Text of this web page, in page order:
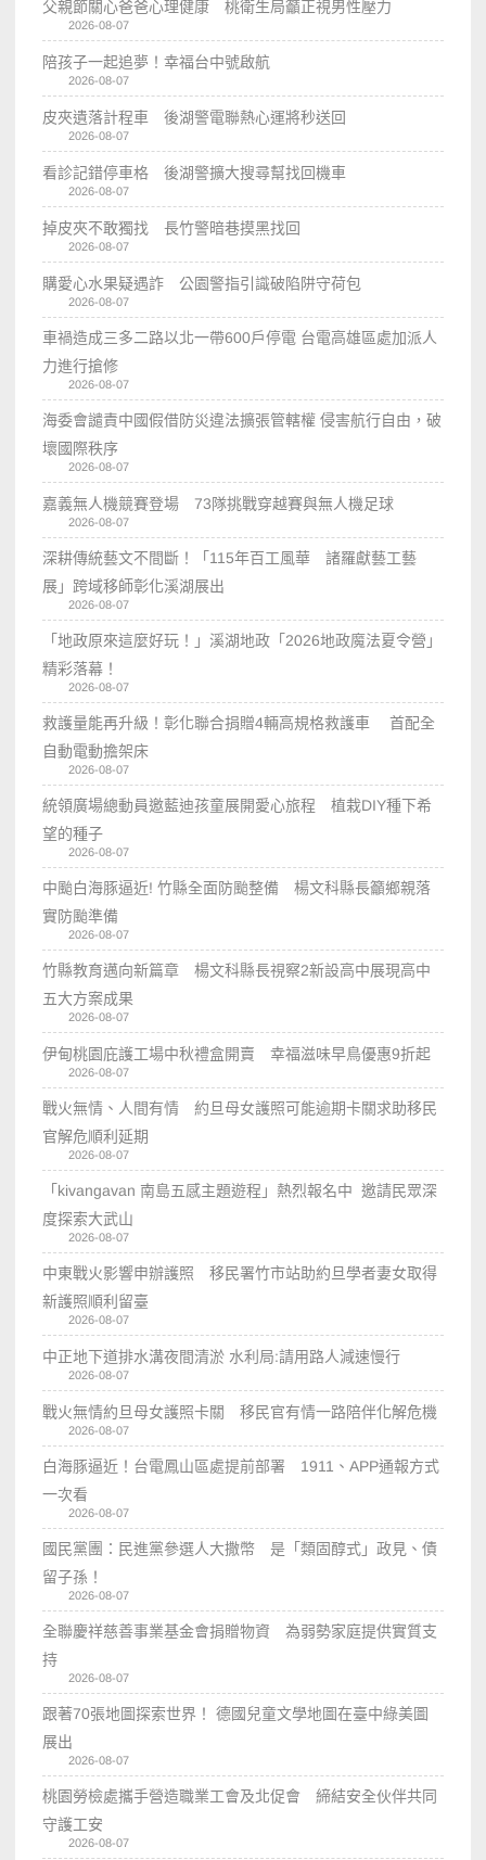
父親節關心爸爸心理健康 桃衛生局籲正視男性壓力
2026-08-07
陪孩子一起追夢！幸福台中號啟航
2026-08-07
皮夾遺落計程車 後湖警電聯熱心運將秒送回
2026-08-07
看診記錯停車格 後湖警擴大搜尋幫找回機車
2026-08-07
掉皮夾不敢獨找 長竹警暗巷摸黑找回
2026-08-07
購愛心水果疑遇詐 公園警指引識破陷阱守荷包
2026-08-07
車禍造成三多二路以北一帶600戶停電 台電高雄區處加派人
力進行搶修
2026-08-07
海委會譴責中國假借防災違法擴張管轄權 侵害航行自由，破
壞國際秩序
2026-08-07
嘉義無人機競賽登場 73隊挑戰穿越賽與無人機足球
2026-08-07
深耕傳統藝文不間斷！「115年百工風華 諸羅獻藝工藝
展」跨域移師彰化溪湖展出
2026-08-07
「地政原來這麼好玩！」溪湖地政「2026地政魔法夏令營」
精彩落幕！
2026-08-07
救護量能再升級！彰化聯合捐贈4輛高規格救護車 首配全
自動電動擔架床
2026-08-07
統領廣場總動員邀藍迪孩童展開愛心旅程 植栽DIY種下希
望的種子
2026-08-07
中颱白海豚逼近! 竹縣全面防颱整備 楊文科縣長籲鄉親落
實防颱準備
2026-08-07
竹縣教育邁向新篇章 楊文科縣長視察2新設高中展現高中
五大方案成果
2026-08-07
伊甸桃園庇護工場中秋禮盒開賣 幸福滋味早鳥優惠9折起
2026-08-07
戰火無情、人間有情 約旦母女護照可能逾期卡關求助移民
官解危順利延期
2026-08-07
「kivangavan 南島五感主題遊程」熱烈報名中 邀請民眾深
度探索大武山
2026-08-07
中東戰火影響申辦護照 移民署竹市站助約旦學者妻女取得
新護照順利留臺
2026-08-07
中正地下道排水溝夜間清淤 水利局:請用路人減速慢行
2026-08-07
戰火無情約旦母女護照卡關 移民官有情一路陪伴化解危機
2026-08-07
白海豚逼近！台電鳳山區處提前部署 1911、APP通報方式
一次看
2026-08-07
國民黨團：民進黨參選人大撒幣 是「類固醇式」政見、債
留子孫！
2026-08-07
全聯慶祥慈善事業基金會捐贈物資 為弱勢家庭提供實質支
持
2026-08-07
跟著70張地圖探索世界！ 德國兒童文學地圖在臺中綠美圖
展出
2026-08-07
桃園勞檢處攜手營造職業工會及北促會 締結安全伙伴共同
守護工安
2026-08-07